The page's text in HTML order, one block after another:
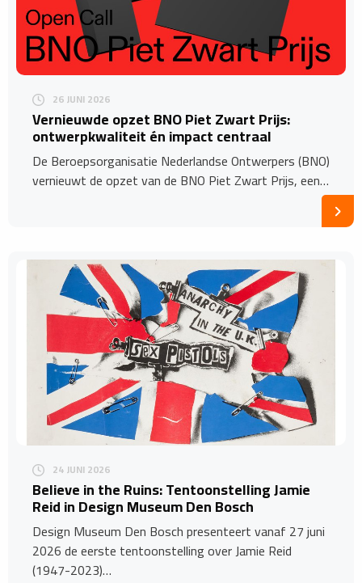
26 JUNI 2026
Vernieuwde opzet BNO Piet Zwart Prijs:
ontwerpkwaliteit én impact centraal
De Beroepsorganisatie Nederlandse Ontwerpers (BNO)
vernieuwt de opzet van de BNO Piet Zwart Prijs, een…
24 JUNI 2026
Believe in the Ruins: Tentoonstelling Jamie
Reid in Design Museum Den Bosch
Design Museum Den Bosch presenteert vanaf 27 juni
2026 de eerste tentoonstelling over Jamie Reid
(1947-2023)…